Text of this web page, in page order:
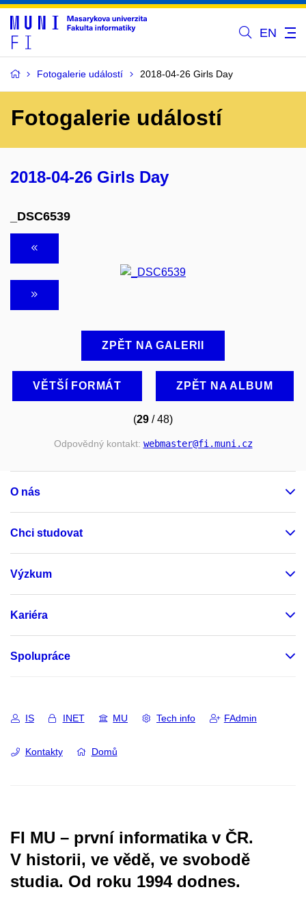
EN
Fotogalerie událostí 2018-04-26 Girls Day
Fotogalerie událostí
2018-04-26 Girls Day
_DSC6539
ZPĚT NA GALERII
VĚTŠÍ FORMÁT ZPĚT NA ALBUM
(29 / 48)
Odpovědný kontakt: webmaster@fi.muni.cz
O nás
Chci studovat
Výzkum
Kariéra
Spolupráce
IS INET MU Tech info FAdmin
Kontakty Domů
FI MU – první informatika v ČR.
V historii, ve vědě, ve svobodě
studia. Od roku 1994 dodnes.